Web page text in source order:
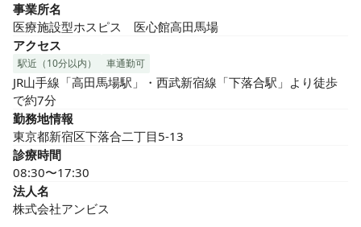
事業所名
医療施設型ホスピス　医心館高田馬場
アクセス
駅近（10分以内） 車通勤可
JR山手線「高田馬場駅」・西武新宿線「下落合駅」より徒歩
で約7分
勤務地情報
東京都新宿区下落合二丁目5-13
診療時間
08:30〜17:30
法人名
株式会社アンビス